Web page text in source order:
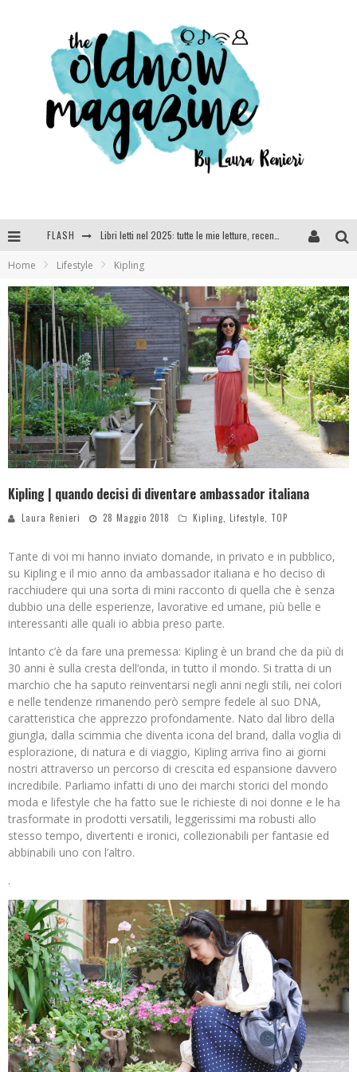
FLASH
SEE YOU AT 5 | Chanel
Anya Taylor-Joy, Jisoo e Willow Smith protagoniste della nuova campagna Dior Addict
Libri letti nel 2025: tutte le mie letture, recensioni e giudizi
Home Lifestyle Kipling
Kipling | quando decisi di diventare ambassador italiana
Laura Renieri 28 Maggio 2018 Kipling, Lifestyle, TOP
Tante di voi mi hanno inviato domande, in privato e in pubblico,
su Kipling e il mio anno da ambassador italiana e ho deciso di
racchiudere qui una sorta di mini racconto di quella che è senza
dubbio una delle esperienze, lavorative ed umane, più belle e
interessanti alle quali io abbia preso parte.
Intanto c’è da fare una premessa: Kipling è un brand che da più di
30 anni è sulla cresta dell’onda, in tutto il mondo. Si tratta di un
marchio che ha saputo reinventarsi negli anni negli stili, nei colori
e nelle tendenze rimanendo però sempre fedele al suo DNA,
caratteristica che apprezzo profondamente. Nato dal libro della
giungla, dalla scimmia che diventa icona del brand, dalla voglia di
esplorazione, di natura e di viaggio, Kipling arriva fino ai giorni
nostri attraverso un percorso di crescita ed espansione davvero
incredibile. Parliamo infatti di uno dei marchi storici del mondo
moda e lifestyle che ha fatto sue le richieste di noi donne e le ha
trasformate in prodotti versatili, leggerissimi ma robusti allo
stesso tempo, divertenti e ironici, collezionabili per fantasie ed
abbinabili uno con l’altro.
.